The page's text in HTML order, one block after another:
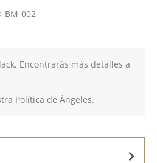
BM-002
Encontrarás más detalles a
Política de Ángeles.